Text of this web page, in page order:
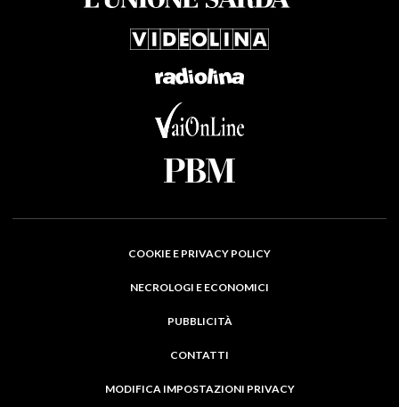
COOKIE E PRIVACY POLICY
NECROLOGI E ECONOMICI
PUBBLICITÀ
CONTATTI
MODIFICA IMPOSTAZIONI PRIVACY